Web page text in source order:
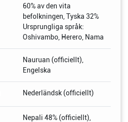
60% av den vita
befolkningen, Tyska 32%
Ursprungliga språk:
Oshivambo, Herero, Nama
Nauruan (officiellt),
Engelska
Nederländsk (officiellt)
Nepali 48% (officiellt),